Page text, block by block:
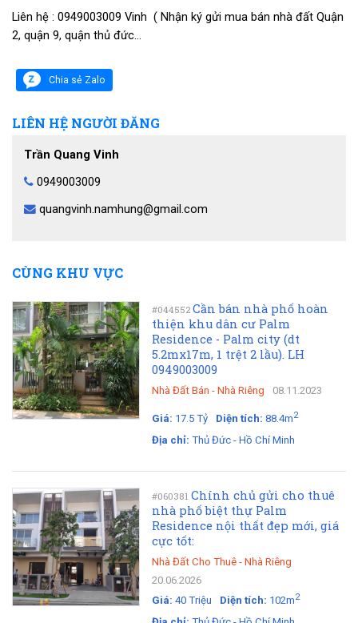
Liên hệ : 0949003009 Vinh ( Nhận ký gửi mua bán nhà đất Quận
2, quận 9, quận thủ đức…
Chia sẻ Zalo
LIÊN HỆ NGƯỜI ĐĂNG
Trần Quang Vinh
0949003009
quangvinh.namhung@gmail.com
CÙNG KHU VỰC
#044552 Cần bán nhà phố hoàn
thiện khu dân cư Palm
Residence - Palm city (dt
5.2mx17m, 1 trệt 2 lầu). LH
0949003009
Nhà Đất Bán - Nhà Riêng 08.11.2023
Giá: 17.5 Tỷ Diện tích: 88.4m2
Địa chỉ: Thủ Đức - Hồ Chí Minh
#060381 Chính chủ gửi cho thuê
nhà phố biệt thự Palm
Residence nội thất đẹp mới, giá
cực tốt:
Nhà Đất Cho Thuê - Nhà Riêng
20.06.2026
Giá: 40 Triệu Diện tích: 102m2